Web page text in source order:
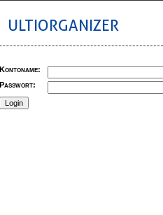
ULTIORGANIZER
Kontoname:
Passwort: